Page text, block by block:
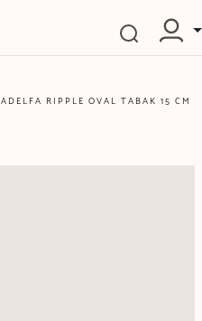
ADELFA RIPPLE OVAL TABAK 15 CM